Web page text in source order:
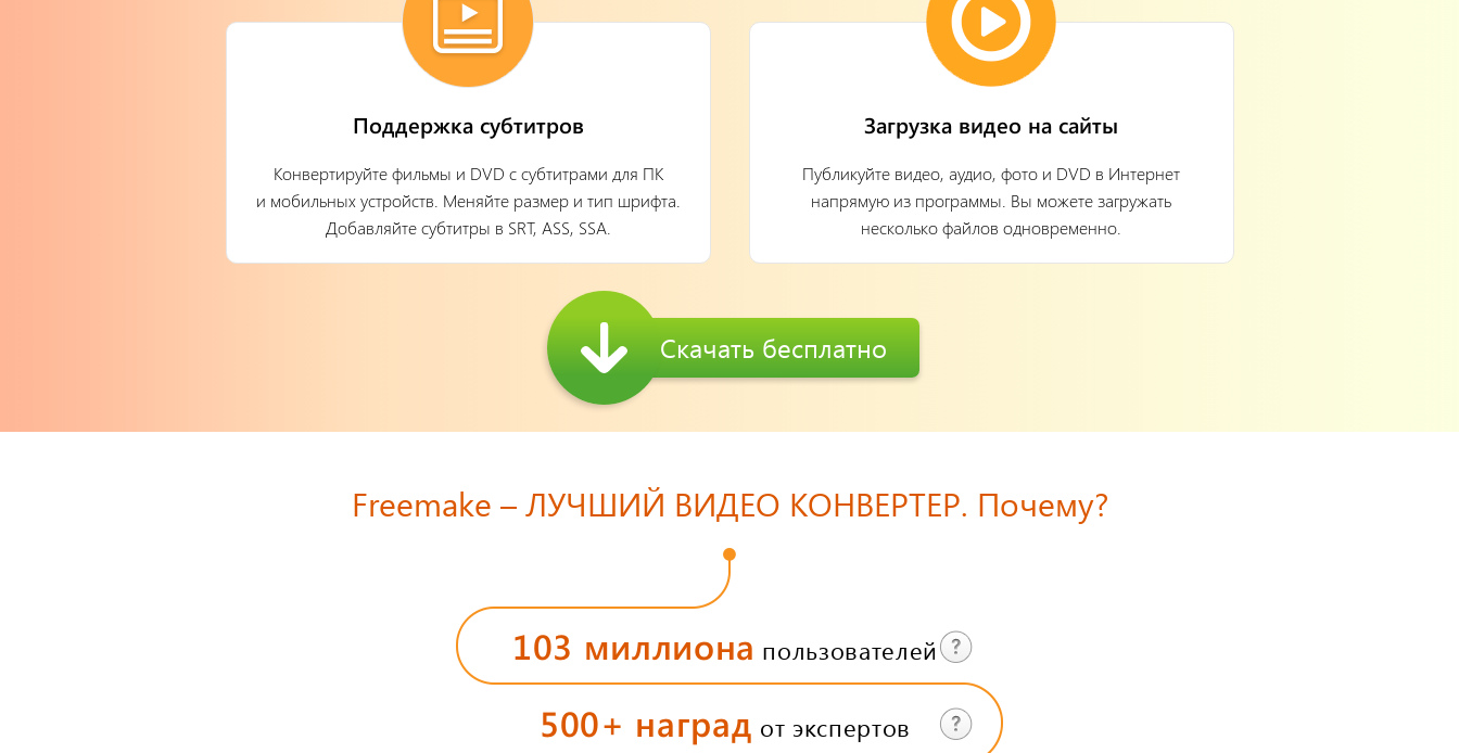
Поддержка субтитров
Конвертируйте фильмы и DVD с субтитрами для ПК
и мобильных устройств. Меняйте размер и тип шрифта.
Добавляйте субтитры в SRT, ASS, SSA.
Загрузка видео на сайты
Публикуйте видео, аудио, фото и DVD в Интернет
напрямую из программы. Вы можете загружать
несколько файлов одновременно.
Скачать бесплатно
Freemake – ЛУЧШИЙ ВИДЕО КОНВЕРТЕР. Почему?
103 миллиона пользователей
500+ наград от экспертов